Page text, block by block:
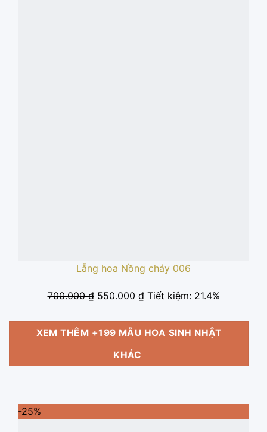
Lẵng hoa Nồng cháy 006
700.000₫ Giá
là:
700.000 ₫.
550.000 ₫Giá
tại
là:
Tiết kiệm: 21.4%
XEM THÊM +199 MẪU HOA SINH NHẬT
KHÁC
-25%